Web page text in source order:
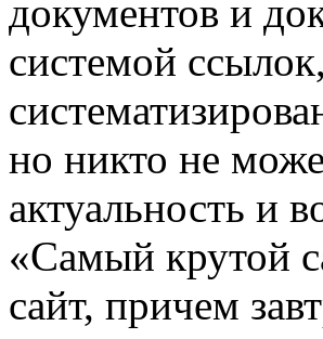
документов и
системой
но никто не
актуальность и
«Самый крутой
сайт, причем